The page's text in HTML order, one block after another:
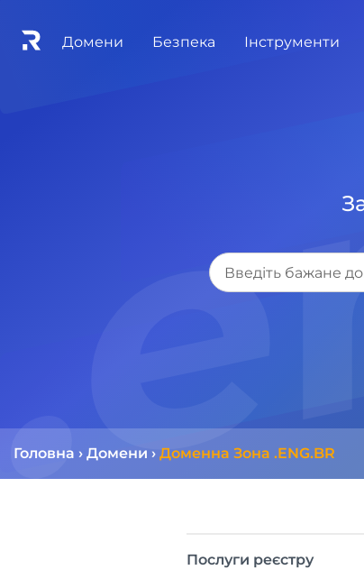
Домени Безпека Інструменти
Головна › Домени › Доменна Зона .ENG.BR
Послуги реєстру